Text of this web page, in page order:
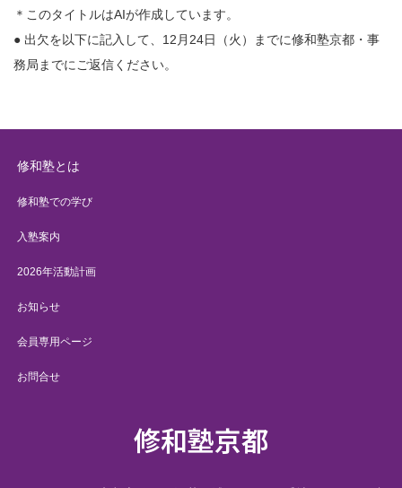
＊このタイトルはAIが作成しています。
● 出欠を以下に記入して、12月24日（火）までに修和塾京都・事
務局までにご返信ください。
修和塾とは
修和塾での学び
入塾案内
2026年活動計画
お知らせ
会員専用ページ
お問合せ
修和塾京都